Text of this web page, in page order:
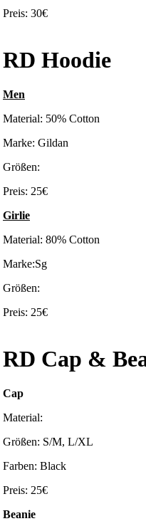
Preis: 30€
RD Hoodie
Men
Material: 50% Cotton
Marke: Gildan
Größen:
Preis: 25€
Girlie
Material: 80% Cotton
Marke:Sg
Größen:
Preis: 25€
RD Cap &
Cap
Material:
Größen: S/M, L/XL
Farben: Black
Preis: 25€
Beanie